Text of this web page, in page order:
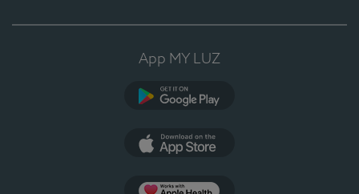
App MY LUZ